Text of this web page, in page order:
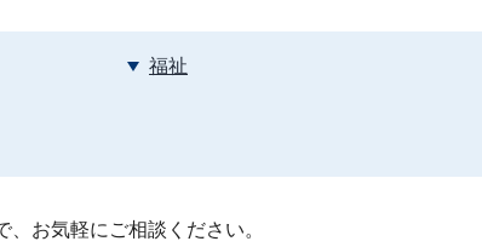
福祉
、お気軽にご相談ください。